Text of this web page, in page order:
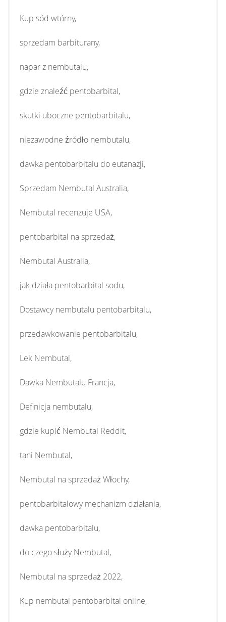
Kup sód wtórny,
sprzedam barbiturany,
napar z nembutalu,
gdzie znaleźć pentobarbital,
skutki uboczne pentobarbitalu,
niezawodne źródło nembutalu,
dawka pentobarbitalu do eutanazji,
Sprzedam Nembutal Australia,
Nembutal recenzuje USA,
pentobarbital na sprzedaż,
Nembutal Australia,
jak działa pentobarbital sodu,
Dostawcy nembutalu pentobarbitalu,
przedawkowanie pentobarbitalu,
Lek Nembutal,
Dawka Nembutalu Francja,
Definicja nembutalu,
gdzie kupić Nembutal Reddit,
tani Nembutal,
Nembutal na sprzedaż Włochy,
pentobarbitalowy mechanizm działania,
dawka pentobarbitalu,
do czego służy Nembutal,
Nembutal na sprzedaż 2022,
Kup nembutal pentobarbital online,